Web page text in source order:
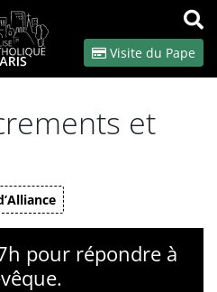
OK
Visite du Pape
et
pour répondre à